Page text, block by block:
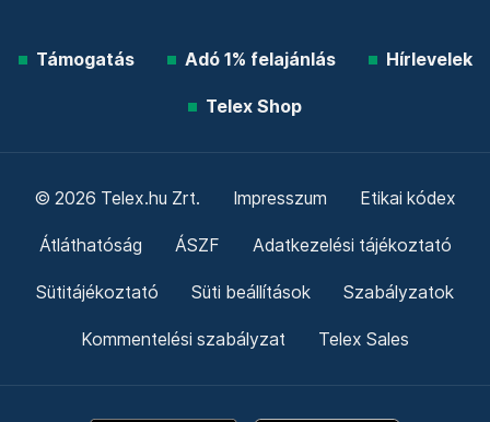
Támogatás Adó 1% felajánlás Hírlevelek
Telex Shop
© 2026 Telex.hu Zrt. Impresszum Etikai kódex
Átláthatóság ÁSZF Adatkezelési tájékoztató
Sütitájékoztató Süti beállítások Szabályzatok
Kommentelési szabályzat Telex Sales